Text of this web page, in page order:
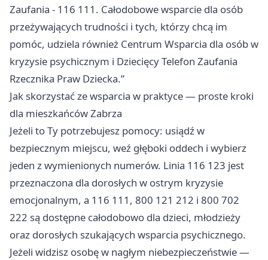
Zaufania - 116 111. Całodobowe wsparcie dla osób
przeżywających trudności i tych, którzy chcą im
pomóc, udziela również Centrum Wsparcia dla osób w
kryzysie psychicznym i Dziecięcy Telefon Zaufania
Rzecznika Praw Dziecka.”
Jak skorzystać ze wsparcia w praktyce — proste kroki
dla mieszkańców Zabrza
Jeżeli to Ty potrzebujesz pomocy: usiądź w
bezpiecznym miejscu, weź głęboki oddech i wybierz
jeden z wymienionych numerów. Linia 116 123 jest
przeznaczona dla dorosłych w ostrym kryzysie
emocjonalnym, a 116 111, 800 121 212 i 800 702
222 są dostępne całodobowo dla dzieci, młodzieży
oraz dorosłych szukających wsparcia psychicznego.
Jeżeli widzisz osobę w nagłym niebezpieczeństwie —